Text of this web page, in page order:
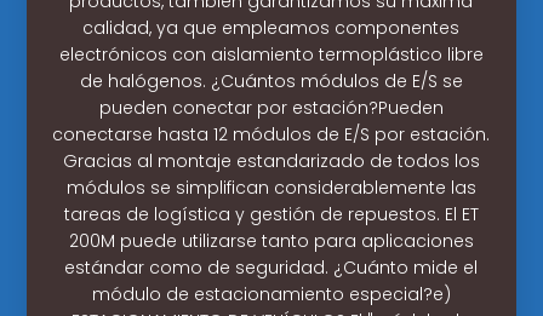
calidad, ya que empleamos componentes
electrónicos con aislamiento termoplástico libre
de halógenos. ¿Cuántos módulos de E/S se
pueden conectar por estación?Pueden
conectarse hasta 12 módulos de E/S por estación.
Gracias al montaje estandarizado de todos los
módulos se simplifican considerablemente las
tareas de logística y gestión de repuestos. El ET
200M puede utilizarse tanto para aplicaciones
estándar como de seguridad. ¿Cuánto mide el
módulo de estacionamiento especial?e)